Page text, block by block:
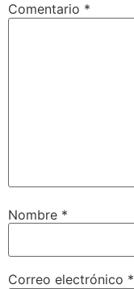
Comentario *
Nombre *
Correo electrónico *